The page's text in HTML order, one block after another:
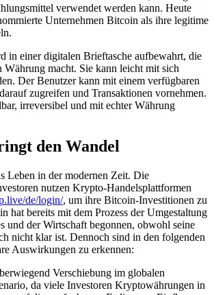
verwendet werden kann. Heute
Unternehmen Bitcoin als ihre legitime
in einer digitalen Brieftasche aufbewahrt, die
Währung macht. Sie kann leicht mit sich
Der Benutzer kann mit einem verfügbaren
zugreifen und Transaktionen vornehmen.
irreversibel und mit echter Währung
den Wandel
Leben in der modernen Zeit. Die
nutzen Krypto-Handelsplattformen
de/login/, um ihre Bitcoin-Investitionen zu
hat bereits mit dem Prozess der Umgestaltung
und der Wirtschaft begonnen, obwohl seine
nicht klar ist. Dennoch sind in den folgenden
Auswirkungen zu erkennen:
Verschiebung im globalen
da viele Investoren Kryptowährungen in